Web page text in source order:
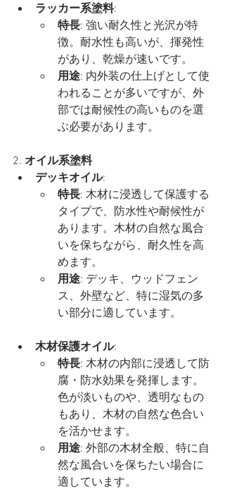
ラッカー系塗料:
特長: 強い耐久性と光沢が特
徴。耐水性も高いが、揮発性
があり、乾燥が速いです。
用途: 内外装の仕上げとして使
われることが多いですが、外
部では耐候性の高いものを選
ぶ必要があります。
2. オイル系塗料
デッキオイル:
特長: 木材に浸透して保護する
タイプで、防水性や耐候性が
あります。木材の自然な風合
いを保ちながら、耐久性を高
めます。
用途: デッキ、ウッドフェン
ス、外壁など、特に湿気の多
い部分に適しています。
木材保護オイル:
特長: 木材の内部に浸透して防
腐・防水効果を発揮します。
色が淡いものや、透明なもの
もあり、木材の自然な色合い
を活かせます。
用途: 外部の木材全般、特に自
然な風合いを保ちたい場合に
適しています。